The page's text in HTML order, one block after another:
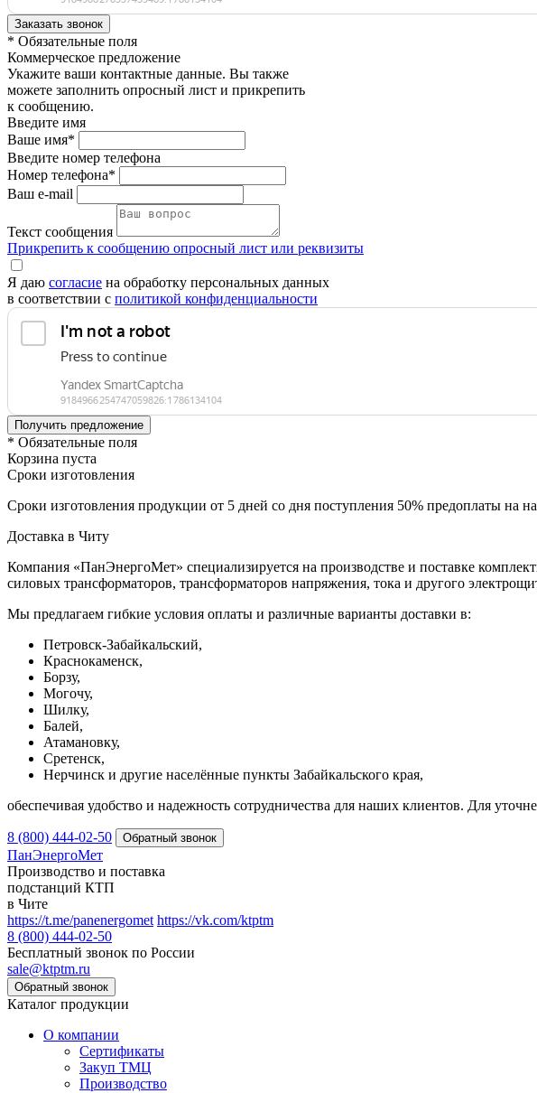
* Обязательные поля
Коммерческое предложение
Укажите ваши контактные данные. Вы также
можете заполнить опросный лист и прикрепить
к сообщению.
Введите имя
Ваше имя*
Введите номер телефона
Номер телефона*
Ваш e-mail
Текст сообщения
Прикрепить к сообщению опросный лист или реквизиты
Я даю согласие на обработку персональных данных
в соответствии с политикой конфиденциальности
* Обязательные поля
Корзина пуста
Сроки изготовления
Сроки изготовления продукции от 5 дней со дня поступления 50% предоплаты на
Доставка в Читу
Компания «ПанЭнергоМет» специализируется на производстве и поставке
силовых трансформаторов, трансформаторов напряжения, тока и другого
Мы предлагаем гибкие условия оплаты и различные варианты доставки в:
Петровск-Забайкальский,
Краснокаменск,
Борзу,
Могочу,
Шилку,
Балей,
Атамановку,
Сретенск,
Нерчинск и другие населённые пункты Забайкальского края,
обеспечивая удобство и надежность сотрудничества для наших клиентов. Для
8 (800) 444-02-50
ПанЭнергоМет
Производство и поставка
подстанций КТП
в Чите
https://t.me/panenergomet https://vk.com/ktptm
8 (800) 444-02-50
Бесплатный звонок по России
sale@ktptm.ru
Каталог продукции
О компании
Сертификаты
Закуп ТМЦ
Производство